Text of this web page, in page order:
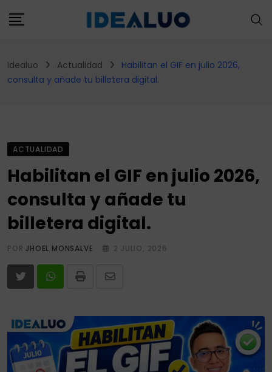
to
Idealuo Actualidad
Habilitan el GIF en julio 2026,
consulta y añade tu billetera digital.
ACTUALIDAD
Habilitan el GIF en julio 2026,
consulta y añade tu
billetera digital.
PORJHOEL MONSALVE 2 JULIO, 2026
Print
Share